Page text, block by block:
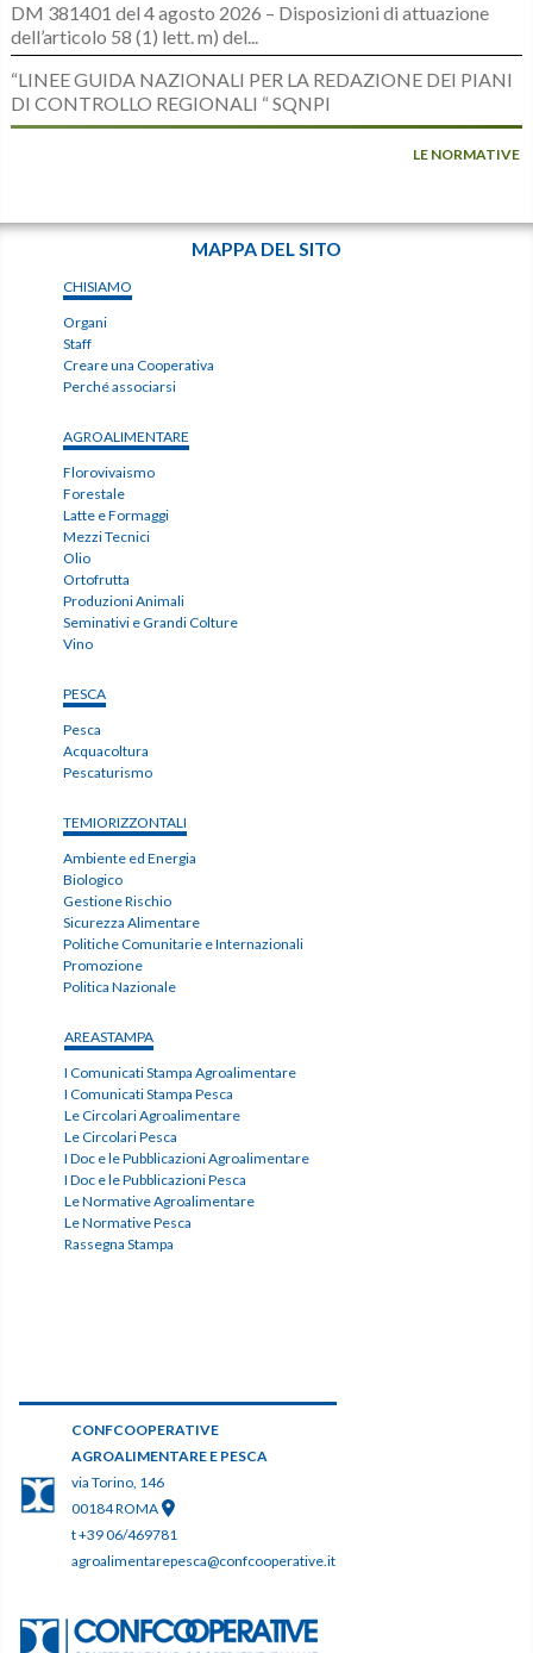
DM 381401 del 4 agosto 2026 – Disposizioni di attuazione
dell’articolo 58 (1) lett. m) del...
“LINEE GUIDA NAZIONALI PER LA REDAZIONE DEI PIANI
DI CONTROLLO REGIONALI “ SQNPI
LE NORMATIVE
CONFCOOPERATIVE
AGROALIMENTARE E PESCA
via Torino, 146
00184 ROMA
t +39 06/469781
agroalimentarepesca@confcooperative.it
MAPPA DEL SITO
CHISIAMO
Organi
Staff
Creare una Cooperativa
Perché associarsi
AGROALIMENTARE
Florovivaismo
Forestale
Latte e Formaggi
Mezzi Tecnici
Olio
Ortofrutta
Produzioni Animali
Seminativi e Grandi Colture
Vino
PESCA
Pesca
Acquacoltura
Pescaturismo
TEMIORIZZONTALI
Ambiente ed Energia
Biologico
Gestione Rischio
Sicurezza Alimentare
Politiche Comunitarie e Internazionali
Promozione
Politica Nazionale
AREASTAMPA
I Comunicati Stampa Agroalimentare
I Comunicati Stampa Pesca
Le Circolari Agroalimentare
Le Circolari Pesca
I Doc e le Pubblicazioni Agroalimentare
I Doc e le Pubblicazioni Pesca
Le Normative Agroalimentare
Le Normative Pesca
Rassegna Stampa